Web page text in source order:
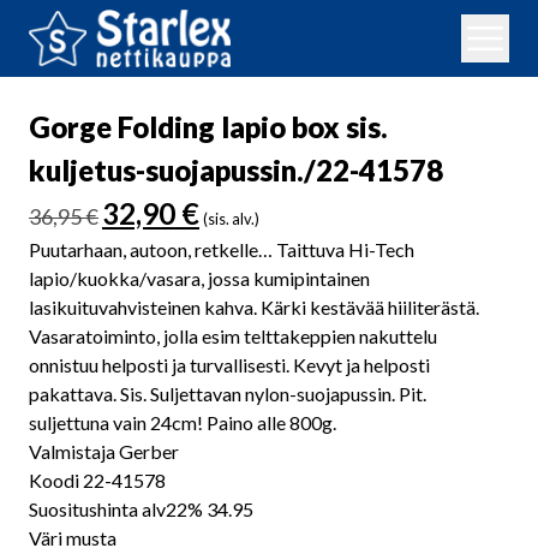
Gorge Folding lapio box sis.
kuljetus-suojapussin./22-41578
36,95€ Alkuperäinen
hinta
oli:
36,95 €.
32,90 €Nykyinen
hinta
on:
32,90 €.
(sis. alv.)
Puutarhaan, autoon, retkelle… Taittuva Hi-Tech
lapio/kuokka/vasara, jossa kumipintainen
lasikuituvahvisteinen kahva. Kärki kestävää hiiliterästä.
Vasaratoiminto, jolla esim telttakeppien nakuttelu
onnistuu helposti ja turvallisesti. Kevyt ja helposti
pakattava. Sis. Suljettavan nylon-suojapussin. Pit.
suljettuna vain 24cm! Paino alle 800g.
Valmistaja Gerber
Koodi 22-41578
Suositushinta alv22% 34.95
Väri musta